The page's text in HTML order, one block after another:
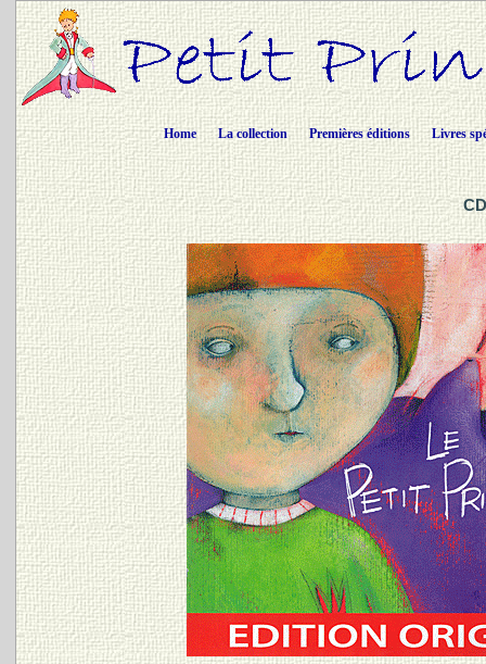
Home La collection Premières éditions Livres